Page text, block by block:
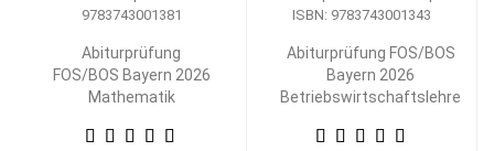
Abiturprüfung
FOS/BOS Bayern 2026
Mathematik
Klasse
Abiturprüfung FOS/BOS
Bayern 2026
Betriebswirtschaftslehre
Klasse